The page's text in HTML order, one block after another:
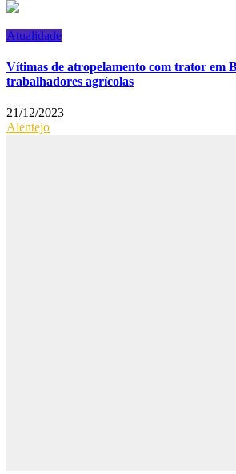
Atualidade
Vítimas de atropelamento com trator em
trabalhadores agrícolas
21/12/2023
Alentejo